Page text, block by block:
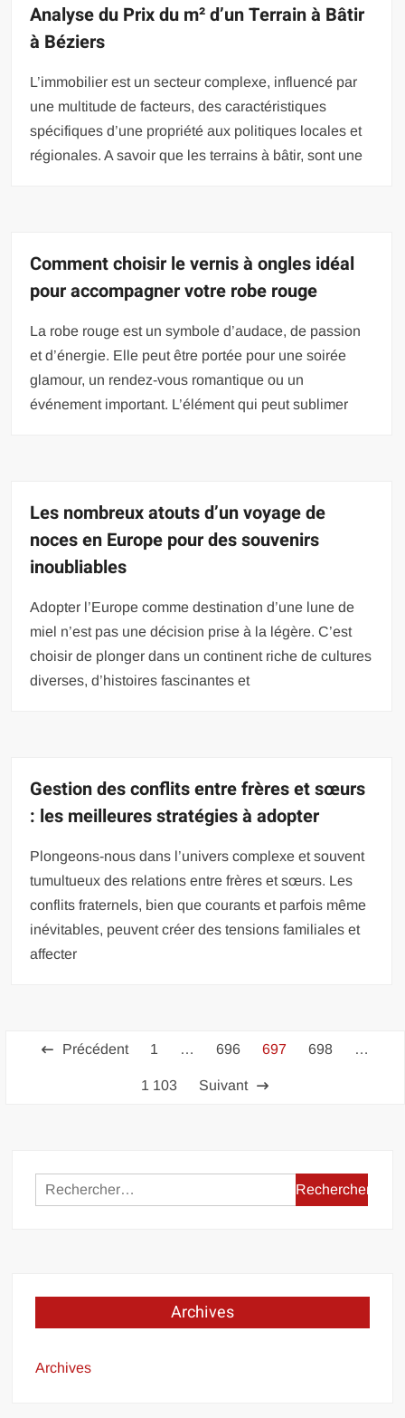
Analyse du Prix du m² d’un Terrain à Bâtir
à Béziers
L’immobilier est un secteur complexe, influencé par
une multitude de facteurs, des caractéristiques
spécifiques d’une propriété aux politiques locales et
régionales. A savoir que les terrains à bâtir, sont une
Comment choisir le vernis à ongles idéal
pour accompagner votre robe rouge
La robe rouge est un symbole d’audace, de passion
et d’énergie. Elle peut être portée pour une soirée
glamour, un rendez-vous romantique ou un
événement important. L’élément qui peut sublimer
Les nombreux atouts d’un voyage de
noces en Europe pour des souvenirs
inoubliables
Adopter l’Europe comme destination d’une lune de
miel n’est pas une décision prise à la légère. C’est
choisir de plonger dans un continent riche de cultures
diverses, d’histoires fascinantes et
Gestion des conflits entre frères et sœurs
: les meilleures stratégies à adopter
Plongeons-nous dans l’univers complexe et souvent
tumultueux des relations entre frères et sœurs. Les
conflits fraternels, bien que courants et parfois même
inévitables, peuvent créer des tensions familiales et
affecter
Pagination
publications
Précédent 1 … 696 697 698 …
1 103 Suivant
Rechercher :
Archives
Archives